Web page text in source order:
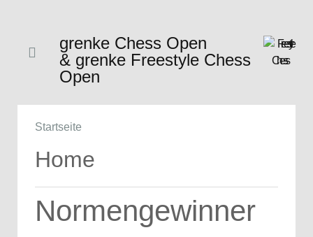
grenke Chess Open
& grenke Freestyle Chess
Open
Startseite
Home
Normengewinner